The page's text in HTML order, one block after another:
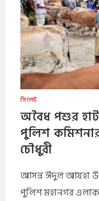
সিলেট
অবৈধ পশুর হাট
পুলিশ
চৌধুরী
আসন্ন ঈদুল আযহা
পুলিশ মহানগর